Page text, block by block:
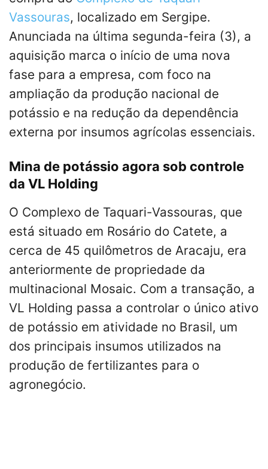
Vassouras, localizado em Sergipe.
Anunciada na última segunda-feira (3), a
aquisição marca o início de uma nova
fase para a empresa, com foco na
ampliação da produção nacional de
potássio e na redução da dependência
externa por insumos agrícolas essenciais.
Mina de potássio agora sob controle
da VL Holding
O Complexo de Taquari-Vassouras, que
está situado em Rosário do Catete, a
cerca de 45 quilômetros de Aracaju, era
anteriormente de propriedade da
multinacional Mosaic. Com a transação, a
VL Holding passa a controlar o único ativo
de potássio em atividade no Brasil, um
dos principais insumos utilizados na
produção de fertilizantes para o
agronegócio.